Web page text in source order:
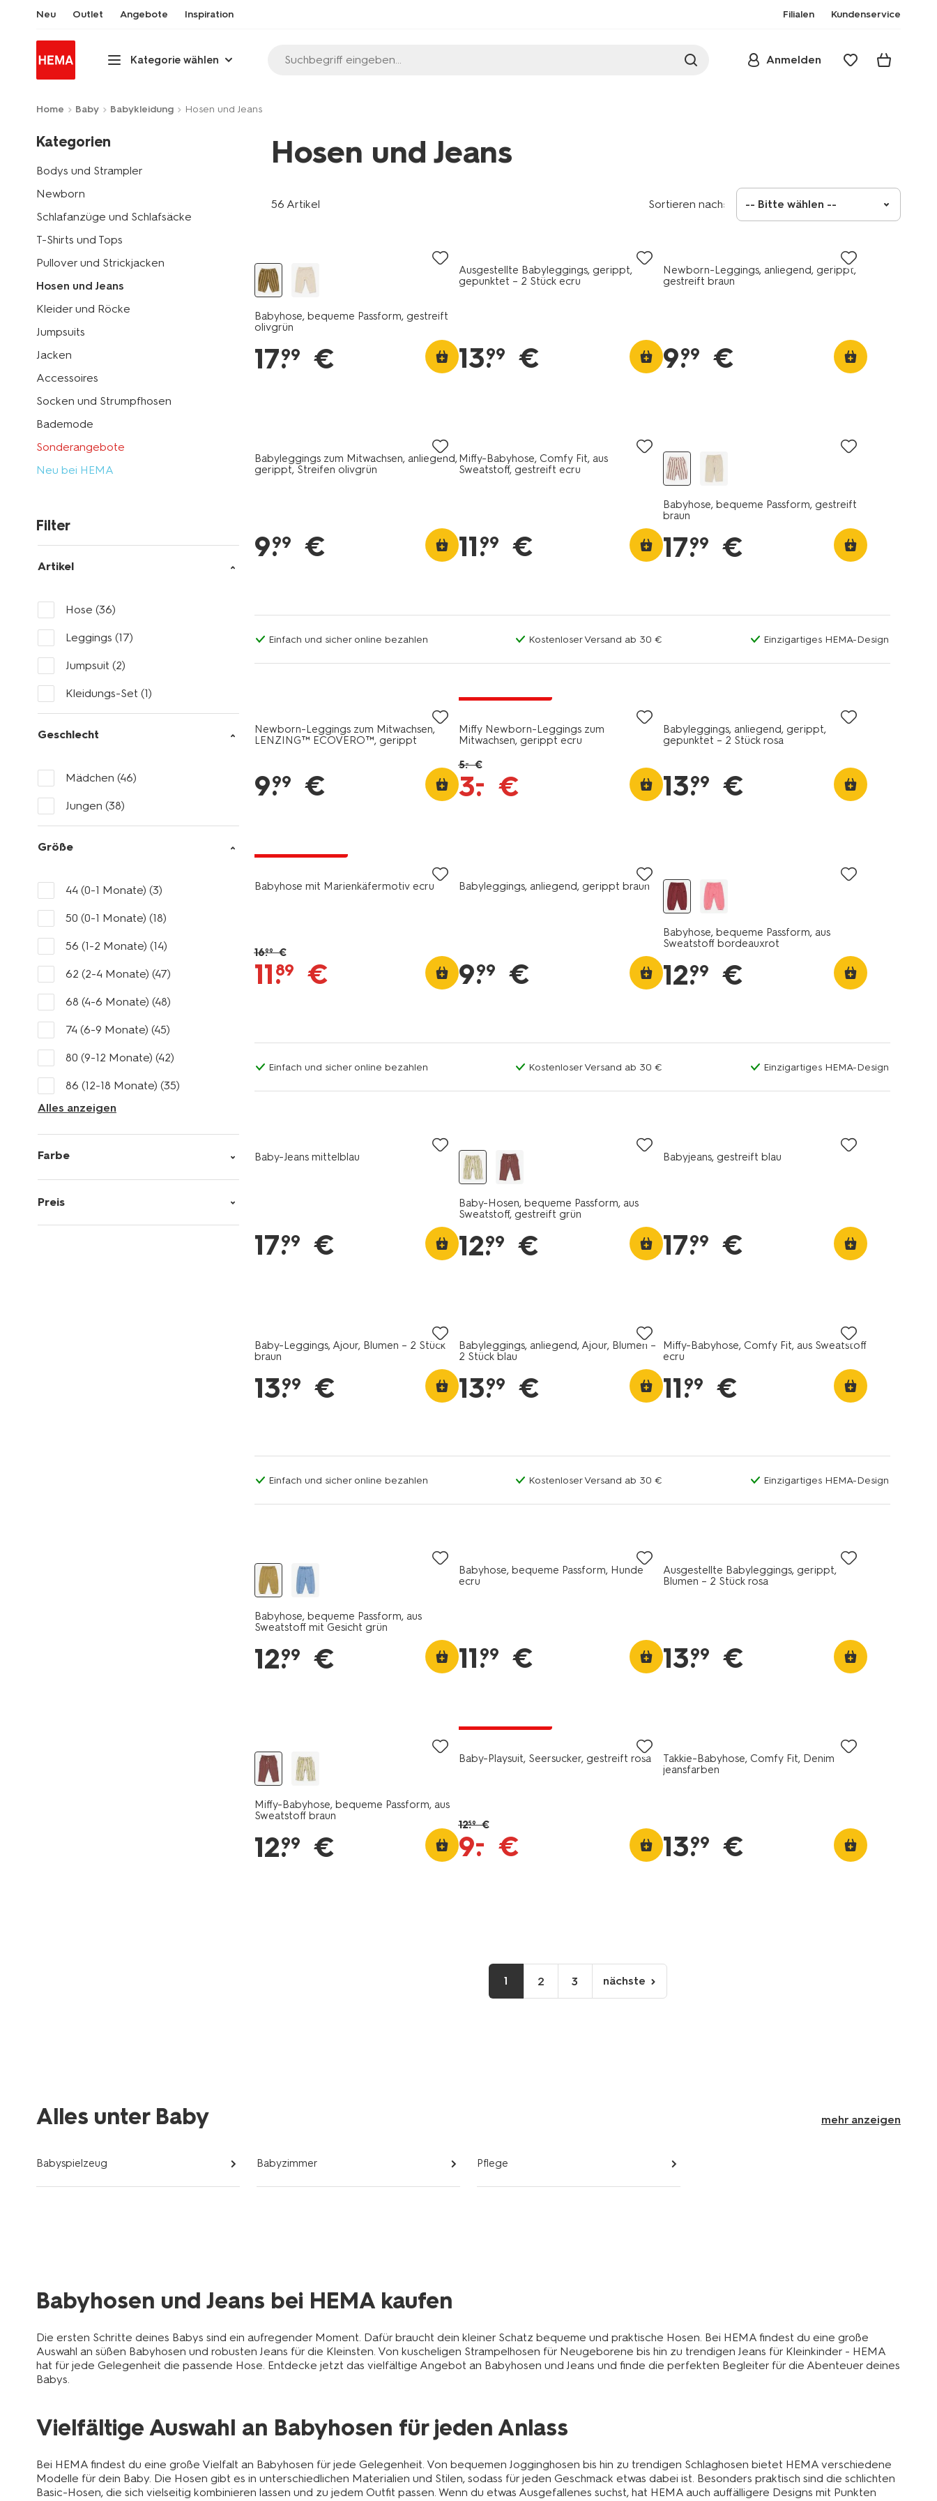
Neu Outlet Angebote Inspiration Filialen Kundenservice
Kategorie wählen Suchbegriff eingeben... Anmelden
Home Baby Babykleidung Hosen und Jeans
Kategorien
Bodys und Strampler
Newborn
Schlafanzüge und Schlafsäcke
T-Shirts und Tops
Pullover und Strickjacken
Hosen und Jeans
Kleider und Röcke
Jumpsuits
Jacken
Accessoires
Socken und Strumpfhosen
Bademode
Sonderangebote
Neu bei HEMA
Filter
Artikel
Hose (36)
Leggings (17)
Jumpsuit (2)
Kleidungs-Set (1)
Geschlecht
Mädchen (46)
Jungen (38)
Größe
44 (0-1 Monate) (3)
50 (0-1 Monate) (18)
56 (1-2 Monate) (14)
62 (2-4 Monate) (47)
68 (4-6 Monate) (48)
74 (6-9 Monate) (45)
80 (9-12 Monate) (42)
86 (12-18 Monate) (35)
Alles anzeigen
Farbe
Preis
Hosen und Jeans
56 Artikel Sortieren nach: -- Bitte wählen --
Babyhose, bequeme Passform, gestreift
olivgrün
17.
99 €
Ausgestellte Babyleggings, gerippt,
gepunktet – 2 Stück ecru
13.
99 €
Newborn-Leggings, anliegend, gerippt,
gestreift braun
9.
99 €
Babyleggings zum Mitwachsen, anliegend,
gerippt, Streifen olivgrün
9.
99 €
Miffy-Babyhose, Comfy Fit, aus
Sweatstoff, gestreift ecru
11.
99 €
Babyhose, bequeme Passform, gestreift
braun
17.
99 €
Einfach und sicher online bezahlen Kostenloser Versand ab 30 € Einzigartiges HEMA-Design
Newborn-Leggings zum Mitwachsen,
LENZING™ ECOVERO™, gerippt
9.
99 €
Miffy Newborn-Leggings zum
Mitwachsen, gerippt ecru
5.– €
3.
– €
Babyleggings, anliegend, gerippt,
gepunktet – 2 Stück rosa
13.
99 €
Babyhose mit Marienkäfermotiv ecru
16.99 €
11.
89 €
Babyleggings, anliegend, gerippt braun
9.
99 €
Babyhose, bequeme Passform, aus
Sweatstoff bordeauxrot
12.
99 €
Einfach und sicher online bezahlen Kostenloser Versand ab 30 € Einzigartiges HEMA-Design
Baby-Jeans mittelblau
17.
99 €
Baby-Hosen, bequeme Passform, aus
Sweatstoff, gestreift grün
12.
99 €
Babyjeans, gestreift blau
17.
99 €
Baby-Leggings, Ajour, Blumen – 2 Stück
braun
13.
99 €
Babyleggings, anliegend, Ajour, Blumen –
2 Stück blau
13.
99 €
Miffy-Babyhose, Comfy Fit, aus Sweatstoff
ecru
11.
99 €
Einfach und sicher online bezahlen Kostenloser Versand ab 30 € Einzigartiges HEMA-Design
Babyhose, bequeme Passform, aus
Sweatstoff mit Gesicht grün
12.
99 €
Babyhose, bequeme Passform, Hunde
ecru
11.
99 €
Ausgestellte Babyleggings, gerippt,
Blumen – 2 Stück rosa
13.
99 €
Miffy-Babyhose, bequeme Passform, aus
Sweatstoff braun
12.
99 €
Baby-Playsuit, Seersucker, gestreift rosa
12.59 €
9.
– €
Takkie-Babyhose, Comfy Fit, Denim
jeansfarben
13.
99 €
1 2 3
nächste
Seite
nächste
Alles unter Baby mehr anzeigen
Babyspielzeug Babyzimmer Pflege
Babyhosen und Jeans bei HEMA kaufen
Die ersten Schritte deines Babys sind ein aufregender Moment. Dafür braucht dein kleiner Schatz bequeme und praktische Hosen. Bei HEMA findest du eine große
Auswahl an süßen Babyhosen und robusten Jeans für die Kleinsten. Von kuscheligen Strampelhosen für Neugeborene bis hin zu trendigen Jeans für Kleinkinder - HEMA
hat für jede Gelegenheit die passende Hose. Entdecke jetzt das vielfältige Angebot an Babyhosen und Jeans und finde die perfekten Begleiter für die Abenteuer deines
Babys.
Vielfältige Auswahl an Babyhosen für jeden Anlass
Bei HEMA findest du eine große Vielfalt an Babyhosen für jede Gelegenheit. Von bequemen Jogginghosen bis hin zu trendigen Schlaghosen bietet HEMA verschiedene
Modelle für dein Baby. Die Hosen gibt es in unterschiedlichen Materialien und Stilen, sodass für jeden Geschmack etwas dabei ist. Besonders praktisch sind die schlichten
Basic-Hosen, die sich vielseitig kombinieren lassen und zu jedem Outfit passen. Wenn du etwas Ausgefallenes suchst, hat HEMA auch auffälligere Designs mit Punkten